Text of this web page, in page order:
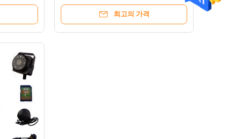
최고의 가격